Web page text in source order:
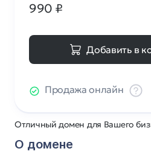
Отличный домен для Вашего
О домене
990 ₽
Добавить в
Продажа онлайн